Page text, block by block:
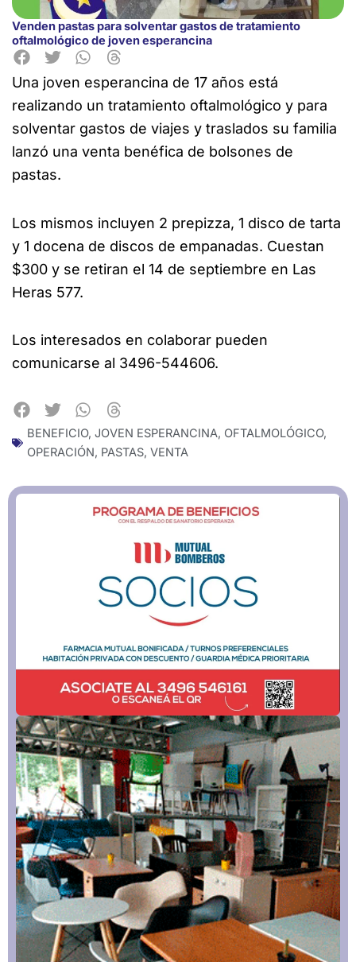
Venden pastas para solventar gastos de tratamiento
oftalmológico de joven esperancina
Una joven esperancina de 17 años está
realizando un tratamiento oftalmológico y para
solventar gastos de viajes y traslados su familia
lanzó una venta benéfica de bolsones de
pastas.
Los mismos incluyen 2 prepizza, 1 disco de tarta
y 1 docena de discos de empanadas. Cuestan
$300 y se retiran el 14 de septiembre en Las
Heras 577.
Los interesados en colaborar pueden
comunicarse al 3496-544606.
BENEFICIO, JOVEN ESPERANCINA, OFTALMOLÓGICO,
OPERACIÓN, PASTAS, VENTA